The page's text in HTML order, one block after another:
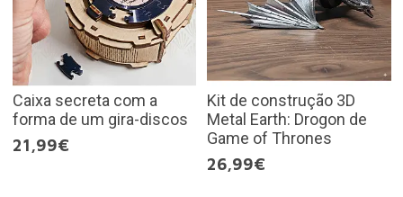
Caixa secreta com a
forma de um gira-discos
21,99€
Kit de construção 3D
Metal Earth: Drogon de
Game of Thrones
26,99€